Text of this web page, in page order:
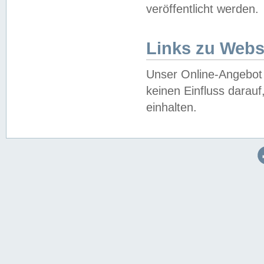
veröffentlicht werden.
Links zu
Unser Online-
keinen Einfluss
einhalten.